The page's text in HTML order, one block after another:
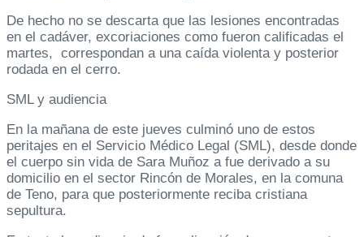
De hecho no se descarta que las lesiones encontradas
en el cadáver, excoriaciones como fueron calificadas el
martes, correspondan a una caída violenta y posterior
rodada en el cerro.
SML y audiencia
En la mañana de este jueves culminó uno de estos
peritajes en el Servicio Médico Legal (SML), desde donde
el cuerpo sin vida de Sara Muñoz a fue derivado a su
domicilio en el sector Rincón de Morales, en la comuna
de Teno, para que posteriormente reciba cristiana
sepultura.